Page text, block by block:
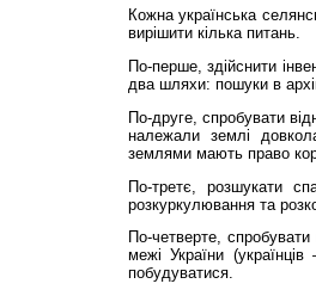
Кожна українська
вирішити кілька питань.
По-перше, здійснити
два шляхи: пошуки в
По-друге, спробувати
належали землі
землями мають право
По-третє, розшукати
розкуркулювання та
По-четверте,
межі України
побудуватися.